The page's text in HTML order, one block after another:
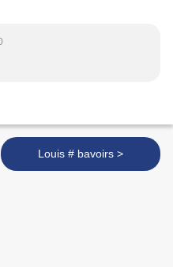
Louis # bavoirs >